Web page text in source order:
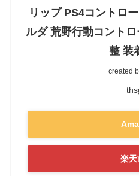
リップ PS4コントロ
ルダ 荒野行動コント
整 装
created
楽天